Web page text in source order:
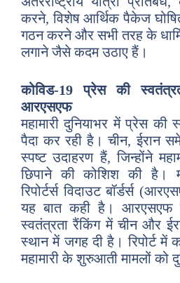
करने, विशेष आर्थिक पैकेज
गठन करने और सभी तरह के
लगाने जैसे कदम उठाए हैं।
कोविड-19 प्रेस की
आरएसएफ
महामारी दुनियाभर में प्रेस की
पैदा कर रही है। चीन, ईरान
स्पष्ट उदाहरण हैं, जिन्होंने
छिपाने की कोशिश की है।
रिपोर्टर्स विदाउट बॉर्डर्स
यह बात कही है। आरएसएफ
स्वतंत्रता रैंकिंग में चीन और
स्थान में जगह दी है। रिपोर्ट में
महामारी के शुरुआती मामलों को